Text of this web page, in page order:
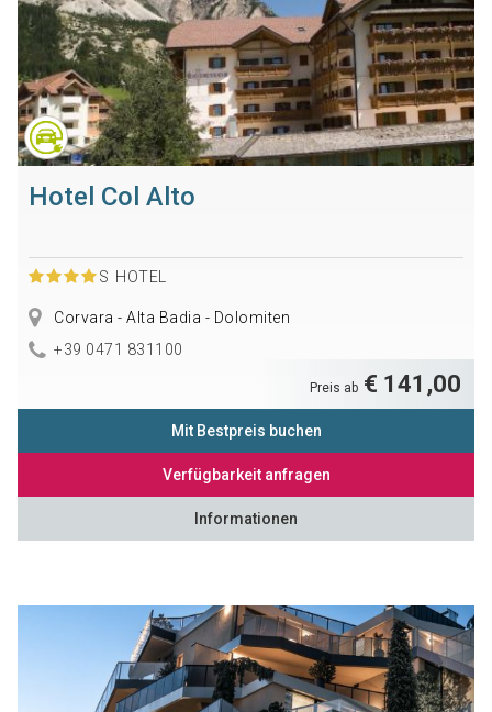
Hotel Col Alto
S HOTEL
Corvara - Alta Badia - Dolomiten
+39 0471 831100
Preis ab € 141,00
Mit Bestpreis buchen
Verfügbarkeit anfragen
Informationen